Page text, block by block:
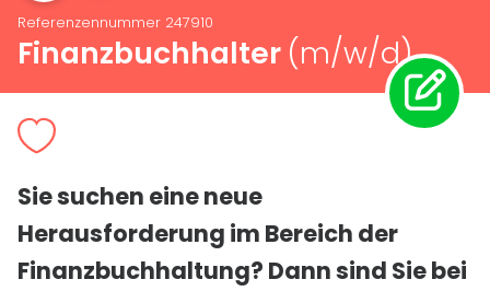
Referenzennummer 247910
Finanzbuchhalter (m/w/d)
Sie suchen eine neue
Herausforderung im Bereich der
Finanzbuchhaltung? Dann sind Sie bei